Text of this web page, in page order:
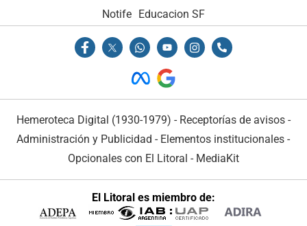
Notife Educacion SF
Hemeroteca Digital (1930-1979) - Receptorías de avisos -
Administración y Publicidad - Elementos institucionales -
Opcionales con El Litoral - MediaKit
El Litoral es miembro de: